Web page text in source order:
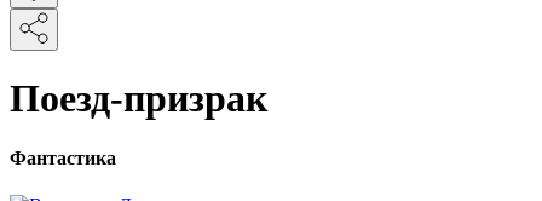
Поезд-призрак
Фантастика